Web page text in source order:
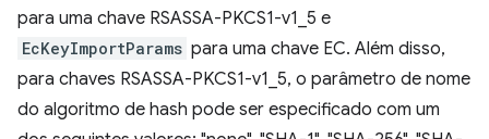
para uma chave RSASSA-PKCS1-v1_5 e
EcKeyImportParams para uma chave EC. Além disso,
para chaves RSASSA-PKCS1-v1_5, o parâmetro de nome
do algoritmo de hash pode ser especificado com um